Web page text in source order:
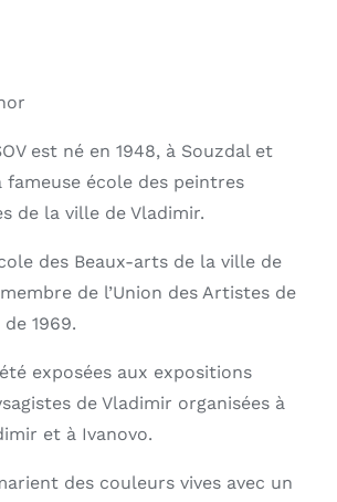
est né en 1948, à Souzdal et
école des peintres
de la ville de Vladimir.
des Beaux-arts de la ville de
de l’Union des Artistes de
de 1969.
exposées aux expositions
de Vladimir organisées à
et à Ivanovo.
des couleurs vives avec un